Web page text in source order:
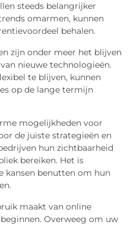
steeds belangrijker
omarmen, kunnen
behalen.
zijn onder meer het blijven
nieuwe technologieën.
te blijven, kunnen
op de lange termijn
mogelijkheden voor
de juiste strategieën en
hun zichtbaarheid
bereiken. Het is
kansen benutten om hun
maakt van online
Overweeg om uw